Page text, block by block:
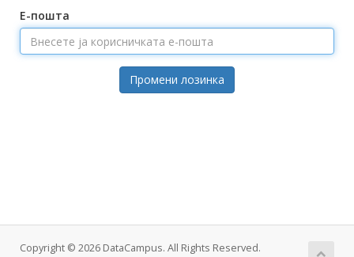
Е-пошта
Промени лозинка
Copyright © 2026 DataCampus. All Rights Reserved.